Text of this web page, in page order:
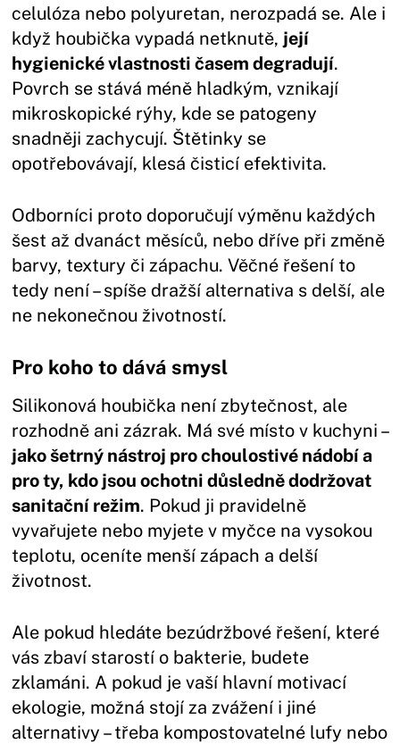
celulóza nebo polyuretan, nerozpadá se. Ale i
když houbička vypadá netknutě, její
hygienické vlastnosti časem degradují.
Povrch se stává méně hladkým, vznikají
mikroskopické rýhy, kde se patogeny
snadněji zachycují. Štětinky se
opotřebovávají, klesá čisticí efektivita.
Odborníci proto doporučují výměnu každých
šest až dvanáct měsíců, nebo dříve při změně
barvy, textury či zápachu. Věčné řešení to
tedy není – spíše dražší alternativa s delší, ale
ne nekonečnou životností.
Pro koho to dává smysl
Silikonová houbička není zbytečnost, ale
rozhodně ani zázrak. Má své místo v kuchyni –
jako šetrný nástroj pro choulostivé nádobí a
pro ty, kdo jsou ochotni důsledně dodržovat
sanitační režim. Pokud ji pravidelně
vyvařujete nebo myjete v myčce na vysokou
teplotu, oceníte menší zápach a delší
životnost.
Ale pokud hledáte bezúdržbové řešení, které
vás zbaví starostí o bakterie, budete
zklamáni. A pokud je vaší hlavní motivací
ekologie, možná stojí za zvážení i jiné
alternativy – třeba kompostovatelné lufy nebo